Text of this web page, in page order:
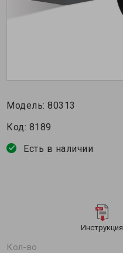
Модель:80313
Код: 8189
Есть в наличии
Инструкция
Кол-во